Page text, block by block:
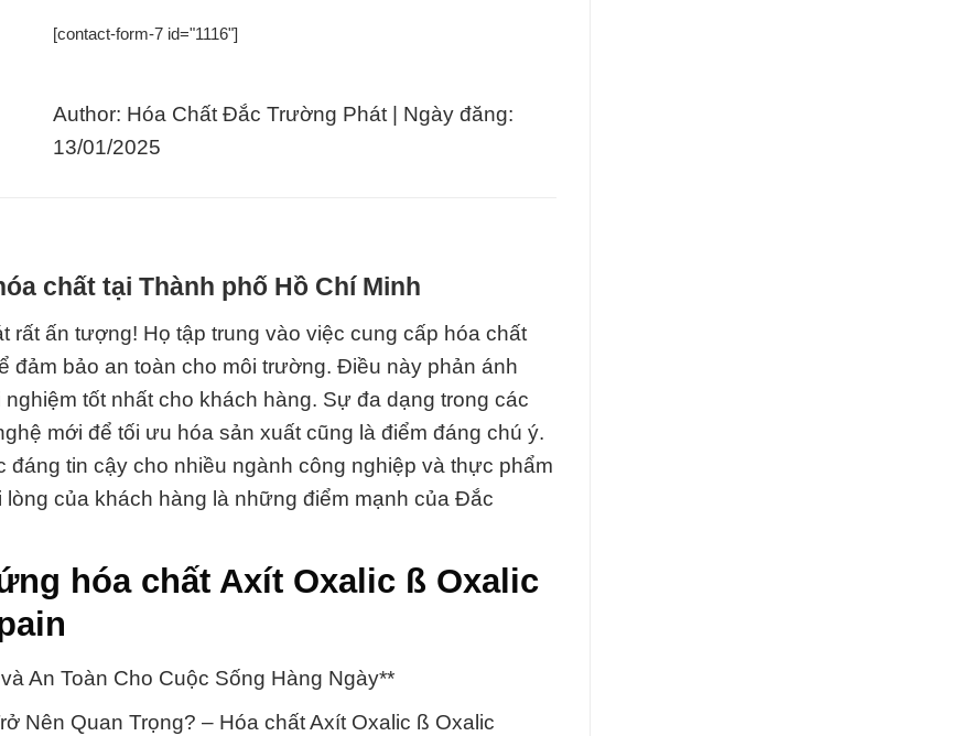
[contact-form-7 id="1116"]
Author: Hóa Chất Đắc Trường Phát | Ngày đăng:
13/01/2025
chất tại Thành phố Hồ Chí Minh
ấn tượng! Họ tập trung vào việc cung cấp hóa chất
đảm bảo an toàn cho môi trường. Điều này phản ánh
tốt nhất cho khách hàng. Sự đa dạng trong các
mới để tối ưu hóa sản xuất cũng là điểm đáng chú ý.
tin cậy cho nhiều ngành công nghiệp và thực phẩm
của khách hàng là những điểm mạnh của Đắc
hóa chất Axít Oxalic ß Oxalic
An Toàn Cho Cuộc Sống Hàng Ngày**
Nên Quan Trọng? – Hóa chất Axít Oxalic ß Oxalic